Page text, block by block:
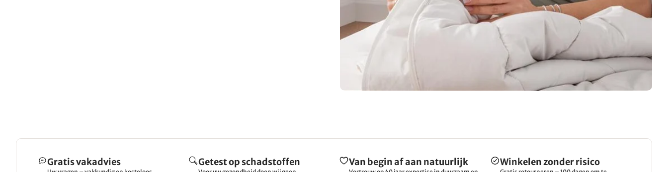
Gratis vakadvies Getest op schadstoffen Van begin af aan natuurlijk Winkelen zonder risico